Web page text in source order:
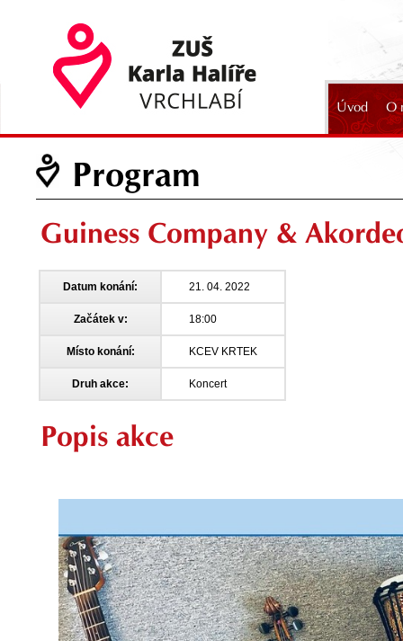
Úvod O
Program
Guiness Company &
Datum konání: 21. 04. 2022
Začátek v: 18:00
Místo konání: KCEV KRTEK
Druh akce: Koncert
Popis akce